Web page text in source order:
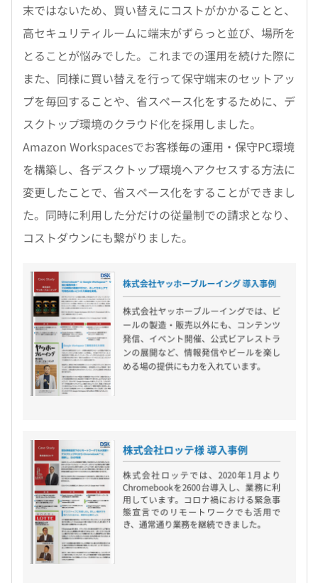
末ではないため、買い替えにコストがかかることと、
高セキュリティルームに端末がずらっと並び、場所を
とることが悩みでした。これまでの運用を続けた際に
また、同様に買い替えを行って保守端末のセットアッ
プを毎回することや、省スペース化をするために、デ
スクトップ環境のクラウド化を採用しました。
Amazon Workspacesでお客様毎の運用・保守PC環境
を構築し、各デスクトップ環境へアクセスする方法に
変更したことで、省スペース化をすることができまし
た。同時に利用した分だけの従量制での請求となり、
コストダウンにも繋がりました。